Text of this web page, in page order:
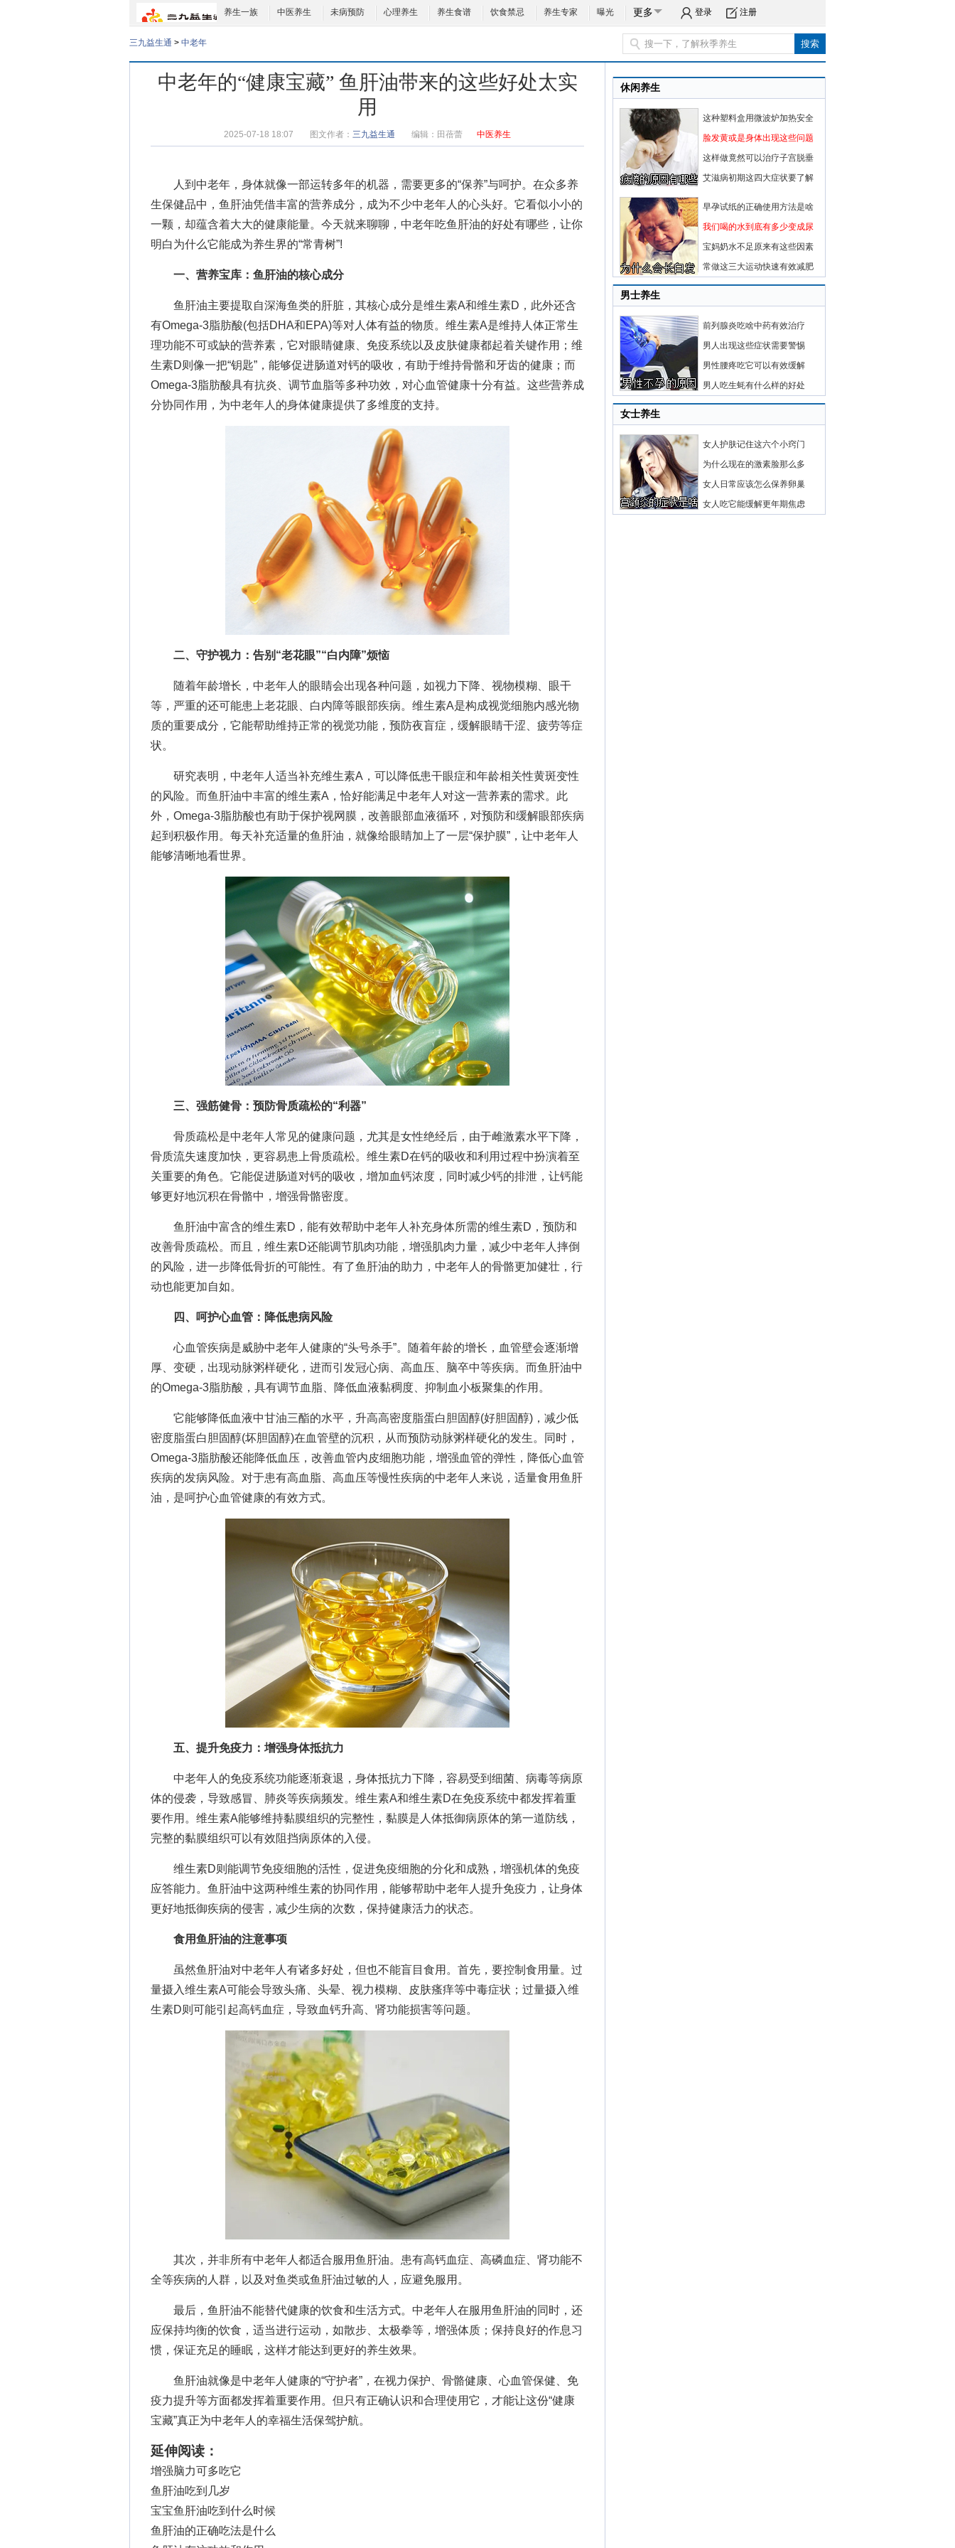
养生一族 中医养生 未病预防 心理养生 养生食谱 饮食禁忌 养生专家 曝光 更多 登录 注册
三九益生通 > 中老年
中老年的“健康宝藏” 鱼肝油带来的这些好处太实
用
2025-07-18 18:07 图文作者： 三九益生通 编辑： 田蓓蕾 中医养生
人到中老年，身体就像一部运转多年的机器，需要更多的“保养”与呵护。在众多养
生保健品中，鱼肝油凭借丰富的营养成分，成为不少中老年人的心头好。它看似小小的
一颗，却蕴含着大大的健康能量。今天就来聊聊， 中老年吃鱼肝油的好处有哪些 ，让你
明白为什么它能成为养生界的“常青树”!
一、营养宝库：鱼肝油的核心成分
鱼肝油主要提取自深海鱼类的肝脏，其核心成分是维生素A和维生素D，此外还含
有Omega-3脂肪酸(包括DHA和EPA)等对人体有益的物质。维生素A是维持人体正常生
理功能不可或缺的营养素，它对眼睛健康、免疫系统以及皮肤健康都起着关键作用；维
生素D则像一把“钥匙”，能够促进肠道对钙的吸收，有助于维持骨骼和牙齿的健康；而
Omega-3脂肪酸具有抗炎、调节血脂等多种功效，对心血管健康十分有益。这些营养成
分协同作用，为中老年人的身体健康提供了多维度的支持。
二、守护视力：告别“老花眼”“白内障”烦恼
随着年龄增长，中老年人的眼睛会出现各种问题，如视力下降、视物模糊、眼干
等，严重的还可能患上老花眼、白内障等眼部疾病。维生素A是构成视觉细胞内感光物
质的重要成分，它能帮助维持正常的视觉功能，预防夜盲症，缓解眼睛干涩、疲劳等症
状。
研究表明，中老年人适当补充维生素A，可以降低患干眼症和年龄相关性黄斑变性
的风险。而鱼肝油中丰富的维生素A，恰好能满足中老年人对这一营养素的需求。此
外，Omega-3脂肪酸也有助于保护视网膜，改善眼部血液循环，对预防和缓解眼部疾病
起到积极作用。每天补充适量的鱼肝油，就像给眼睛加上了一层“保护膜”，让中老年人
能够清晰地看世界。
三、强筋健骨：预防骨质疏松的“利器”
骨质疏松是中老年人常见的健康问题，尤其是女性绝经后，由于雌激素水平下降，
骨质流失速度加快，更容易患上骨质疏松。维生素D在钙的吸收和利用过程中扮演着至
关重要的角色。它能促进肠道对钙的吸收，增加血钙浓度，同时减少钙的排泄，让钙能
够更好地沉积在骨骼中，增强骨骼密度。
鱼肝油中富含的维生素D，能有效帮助中老年人补充身体所需的维生素D，预防和
改善骨质疏松。而且，维生素D还能调节肌肉功能，增强肌肉力量，减少中老年人摔倒
的风险，进一步降低骨折的可能性。有了鱼肝油的助力，中老年人的骨骼更加健壮，行
动也能更加自如。
四、呵护心血管：降低患病风险
心血管疾病是威胁中老年人健康的“头号杀手”。随着年龄的增长，血管壁会逐渐增
厚、变硬，出现动脉粥样硬化，进而引发冠心病、高血压、脑卒中等疾病。而鱼肝油中
的Omega-3脂肪酸，具有调节血脂、降低血液黏稠度、抑制血小板聚集的作用。
它能够降低血液中甘油三酯的水平，升高高密度脂蛋白胆固醇(好胆固醇)，减少低
密度脂蛋白胆固醇(坏胆固醇)在血管壁的沉积，从而预防动脉粥样硬化的发生。同时，
Omega-3脂肪酸还能降低血压，改善血管内皮细胞功能，增强血管的弹性，降低心血管
疾病的发病风险。对于患有高血脂、高血压等慢性疾病的中老年人来说，适量食用鱼肝
油，是呵护心血管健康的有效方式。
五、提升免疫力：增强身体抵抗力
中老年人的免疫系统功能逐渐衰退，身体抵抗力下降，容易受到细菌、病毒等病原
体的侵袭，导致感冒、肺炎等疾病频发。维生素A和维生素D在免疫系统中都发挥着重
要作用。维生素A能够维持黏膜组织的完整性，黏膜是人体抵御病原体的第一道防线，
完整的黏膜组织可以有效阻挡病原体的入侵。
维生素D则能调节免疫细胞的活性，促进免疫细胞的分化和成熟，增强机体的免疫
应答能力。鱼肝油中这两种维生素的协同作用，能够帮助中老年人提升免疫力，让身体
更好地抵御疾病的侵害，减少生病的次数，保持健康活力的状态。
食用鱼肝油的注意事项
虽然鱼肝油对中老年人有诸多好处，但也不能盲目食用。首先，要控制食用量。过
量摄入维生素A可能会导致头痛、头晕、视力模糊、皮肤瘙痒等中毒症状；过量摄入维
生素D则可能引起高钙血症，导致血钙升高、肾功能损害等问题。
其次，并非所有中老年人都适合服用鱼肝油。患有高钙血症、高磷血症、肾功能不
全等疾病的人群，以及对鱼类或鱼肝油过敏的人，应避免服用。
最后，鱼肝油不能替代健康的饮食和生活方式。中老年人在服用鱼肝油的同时，还
应保持均衡的饮食，适当进行运动，如散步、太极拳等，增强体质；保持良好的作息习
惯，保证充足的睡眠，这样才能达到更好的养生效果。
鱼肝油就像是中老年人健康的“守护者”，在视力保护、骨骼健康、心血管保健、免
疫力提升等方面都发挥着重要作用。但只有正确认识和合理使用它，才能让这份“健康
宝藏”真正为中老年人的幸福生活保驾护航。
延伸阅读：
增强脑力可多吃它
鱼肝油吃到几岁
宝宝鱼肝油吃到什么时候
鱼肝油的正确吃法是什么
休闲养生
这种塑料盒用微波炉加热安全
脸发黄或是身体出现这些问题
这样做竟然可以治疗子宫脱垂
艾滋病初期这四大症状要了解
早孕试纸的正确使用方法是啥
我们喝的水到底有多少变成尿
宝妈奶水不足原来有这些因素
常做这三大运动快速有效减肥
男士养生
前列腺炎吃啥中药有效治疗
男人出现这些症状需要警惕
男性腰疼吃它可以有效缓解
男人吃生蚝有什么样的好处
女士养生
女人护肤记住这六个小窍门
为什么现在的激素脸那么多
女人日常应该怎么保养卵巢
女人吃它能缓解更年期焦虑